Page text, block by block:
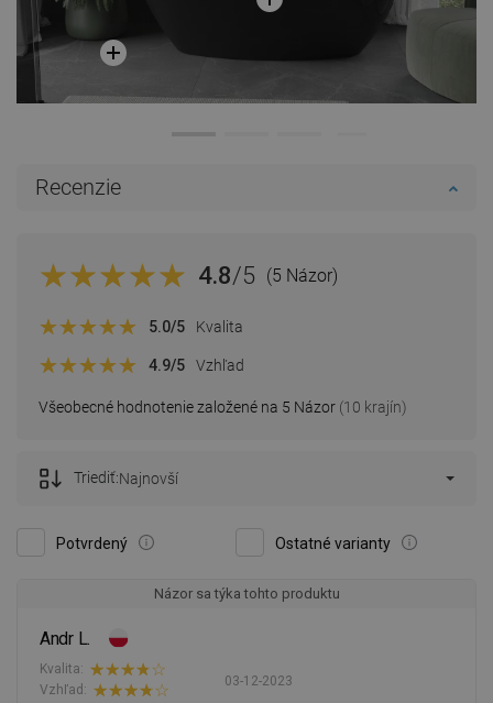
Recenzie
4.8/5 (5 Názor)
Všeobecné hodnotenie založené na 5 Názor (10 krajín)
5.0/5 Kvalita
4.9/5 Vzhľad
Potvrdený Ostatné varianty
Triediť:Najnovší
Názor sa týka tohto produktu
Andr L.
03-12-2023
Kvalita:
Vzhľad: